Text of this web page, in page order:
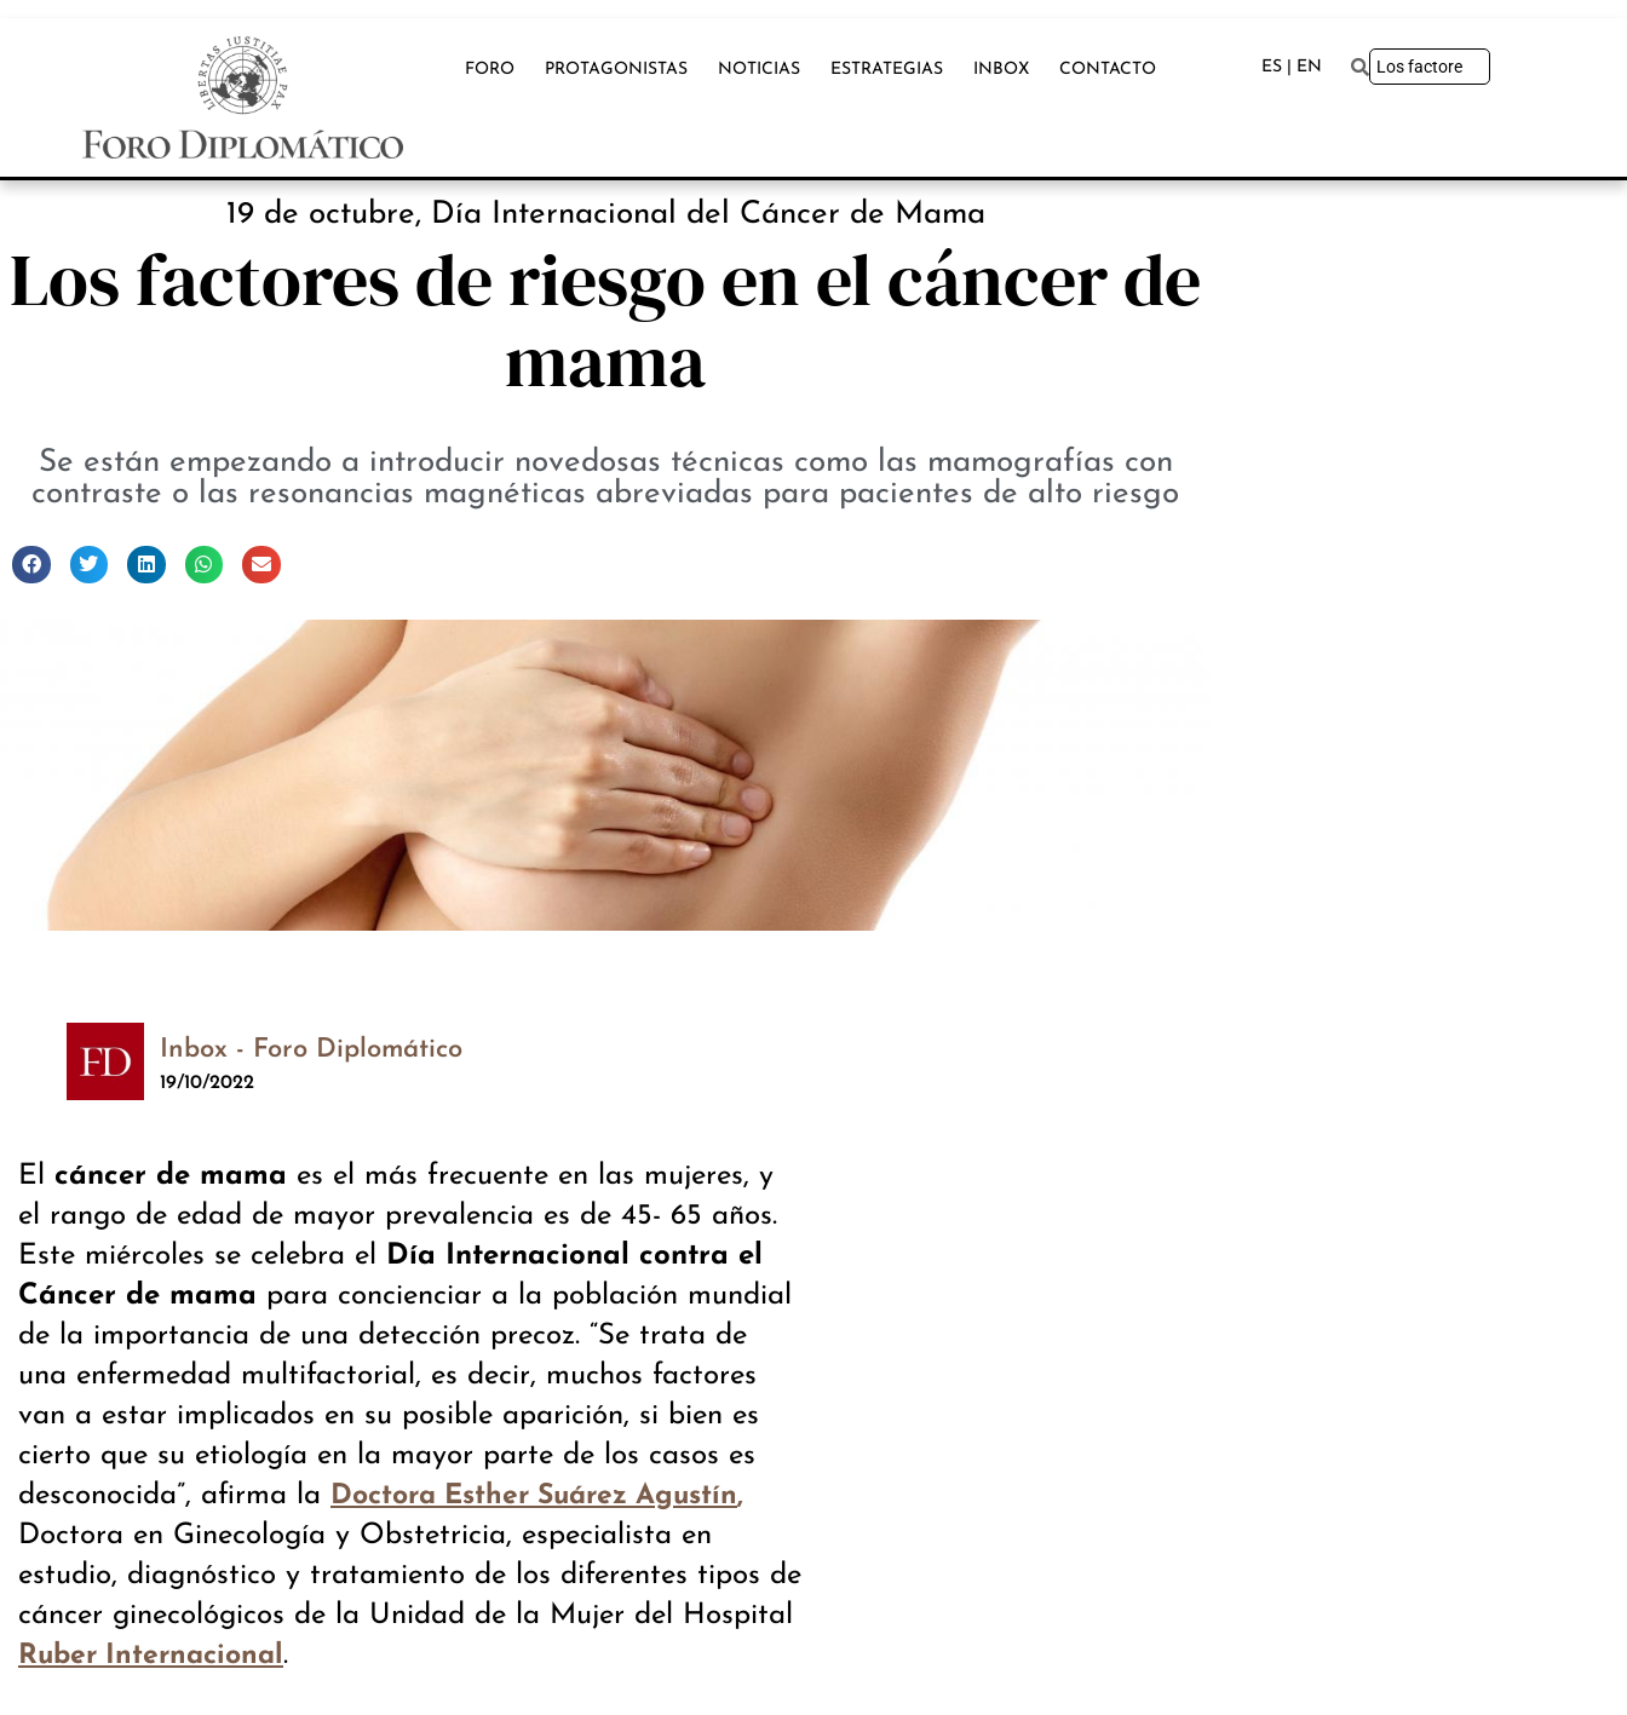
FORO PROTAGONISTAS NOTICIAS ESTRATEGIAS INBOX CONTACTO ES | EN
19 de octubre, Día Internacional del Cáncer de Mama
Los factores de riesgo en el cáncer de
mama
Se están empezando a introducir novedosas técnicas como las mamografías con
contraste o las resonancias magnéticas abreviadas para pacientes de alto riesgo
Inbox - Foro Diplomático
19/10/2022
El cáncer de mama es el más frecuente en las mujeres, y
el rango de edad de mayor prevalencia es de 45- 65 años.
Este miércoles se celebra el Día Internacional contra el
Cáncer de mama para concienciar a la población mundial
de la importancia de una detección precoz. “Se trata de
una enfermedad multifactorial, es decir, muchos factores
van a estar implicados en su posible aparición, si bien es
cierto que su etiología en la mayor parte de los casos es
desconocida”, afirma la Doctora Esther Suárez Agustín,
Doctora en Ginecología y Obstetricia, especialista en
estudio, diagnóstico y tratamiento de los diferentes tipos de
cáncer ginecológicos de la Unidad de la Mujer del Hospital
Ruber Internacional.